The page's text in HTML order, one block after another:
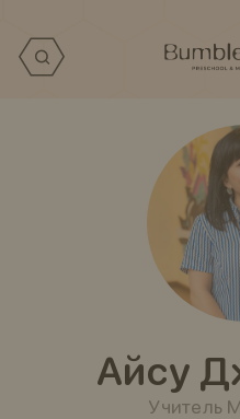
Айсу
Учитель